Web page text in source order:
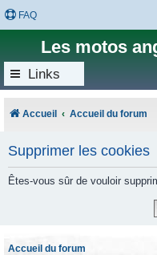
FAQ
Les motos
Links
Accueil Accueil du forum
Supprimer les cookies
Êtes-vous sûr de vouloir
Accueil du forum